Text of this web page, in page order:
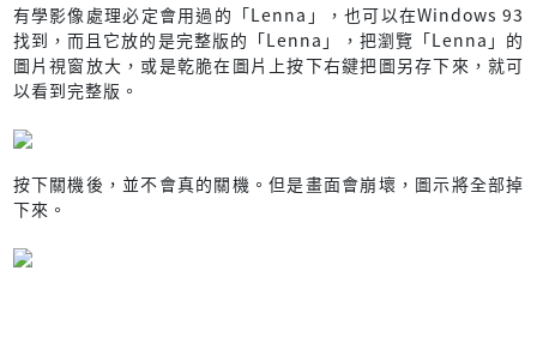
有學影像處理必定會用過的「Lenna」，也可以在Windows 93
找到，而且它放的是完整版的「Lenna」，把瀏覽「Lenna」的
圖片視窗放大，或是乾脆在圖片上按下右鍵把圖另存下來，就可
以看到完整版。
按下關機後，並不會真的關機。但是畫面會崩壞，圖示將全部掉
下來。